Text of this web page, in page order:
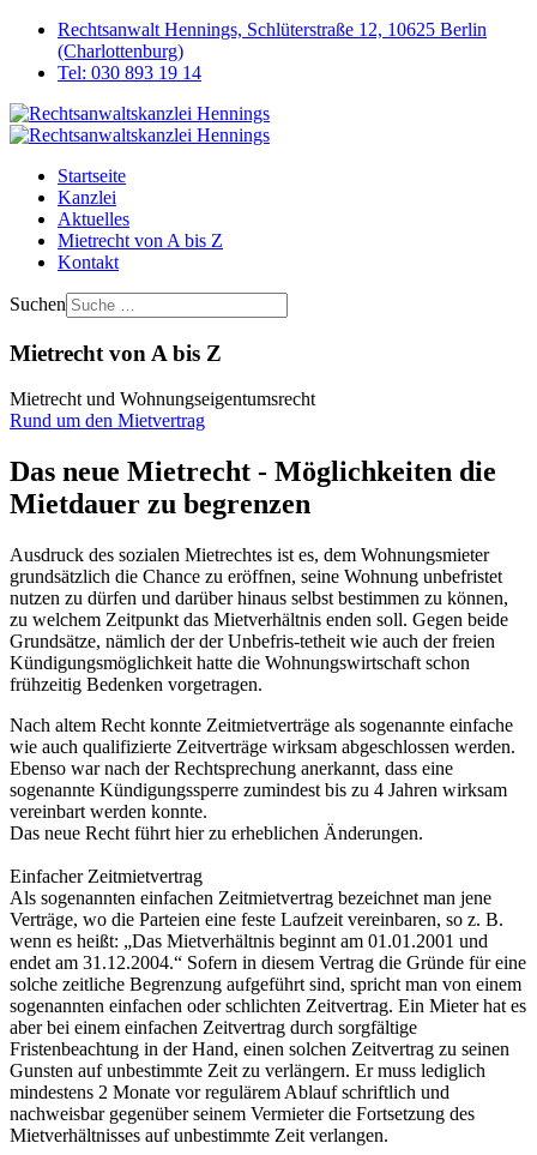
Rechtsanwalt Hennings, Schlüterstraße 12, 10625 Berlin
(Charlottenburg)
Tel: 030 893 19 14
Startseite
Kanzlei
Aktuelles
Mietrecht von A bis Z
Kontakt
Suchen
Mietrecht von A bis Z
Mietrecht und Wohnungseigentumsrecht
Rund um den Mietvertrag
Das neue Mietrecht - Möglichkeiten die
Mietdauer zu begrenzen
Ausdruck des sozialen Mietrechtes ist es, dem Wohnungsmieter
grundsätzlich die Chance zu eröffnen, seine Wohnung unbefristet
nutzen zu dürfen und darüber hinaus selbst bestimmen zu können,
zu welchem Zeitpunkt das Mietverhältnis enden soll. Gegen beide
Grundsätze, nämlich der der Unbefris-tetheit wie auch der freien
Kündigungsmöglichkeit hatte die Wohnungswirtschaft schon
frühzeitig Bedenken vorgetragen.
Nach altem Recht konnte Zeitmietverträge als sogenannte einfache
wie auch qualifizierte Zeitverträge wirksam abgeschlossen werden.
Ebenso war nach der Rechtsprechung anerkannt, dass eine
sogenannte Kündigungssperre zumindest bis zu 4 Jahren wirksam
vereinbart werden konnte.
Das neue Recht führt hier zu erheblichen Änderungen.
Einfacher Zeitmietvertrag
Als sogenannten einfachen Zeitmietvertrag bezeichnet man jene
Verträge, wo die Parteien eine feste Laufzeit vereinbaren, so z. B.
wenn es heißt: „Das Mietverhältnis beginnt am 01.01.2001 und
endet am 31.12.2004.“ Sofern in diesem Vertrag die Gründe für eine
solche zeitliche Begrenzung aufgeführt sind, spricht man von einem
sogenannten einfachen oder schlichten Zeitvertrag. Ein Mieter hat es
aber bei einem einfachen Zeitvertrag durch sorgfältige
Fristenbeachtung in der Hand, einen solchen Zeitvertrag zu seinen
Gunsten auf unbestimmte Zeit zu verlängern. Er muss lediglich
mindestens 2 Monate vor regulärem Ablauf schriftlich und
nachweisbar gegenüber seinem Vermieter die Fortsetzung des
Mietverhältnisses auf unbestimmte Zeit verlangen.